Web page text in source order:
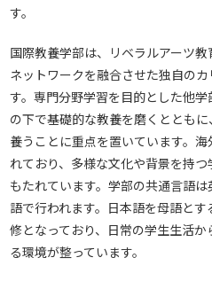
す。
国際教養学部は、リベラルアーツ
ネットワークを融合させた独自の
す。専門分野学習を目的とした他
の下で基礎的な教養を磨くととも
養うことに重点を置いています。
れており、多様な文化や背景を持
もたれています。学部の共通言語
語で行われます。日本語を母語と
修となっており、日常の学生生活
る環境が整っています。